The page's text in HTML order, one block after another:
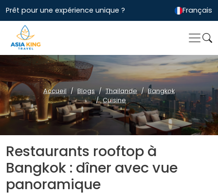
Prêt pour une expérience unique ? Français
Accueil Blogs Thailande
Bangkok
Cuisine
Restaurants rooftop à
Bangkok : dîner avec vue
panoramique